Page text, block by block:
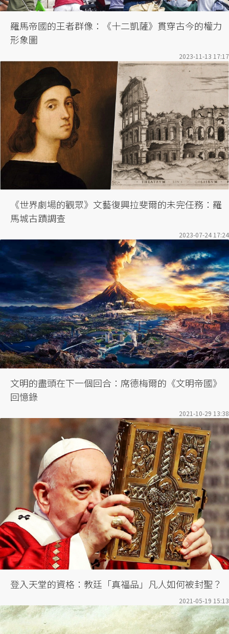
羅馬帝國的王者群像：《十二凱薩》貫穿古今的權力
形象圖
2023-11-13 17:17
《世界劇場的觀眾》文藝復興拉斐爾的未完任務：羅
馬城古蹟調查
2023-07-24 17:24
文明的盡頭在下一個回合：席德梅爾的《文明帝國》
回憶錄
2021-10-29 13:38
登入天堂的資格：教廷「真福品」凡人如何被封聖？
2021-05-19 15:13